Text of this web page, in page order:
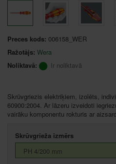
Preces kods: 006158_WER
Ražotājs: Wera
Noliktavā:
Ir noliktavā
Skrūvgriezis elektriķiem, izolēts,
60900:2004. Ar lāzeru izveidoti
vairāku komponentu rokturis ar
Skrūvgrieža izmērs